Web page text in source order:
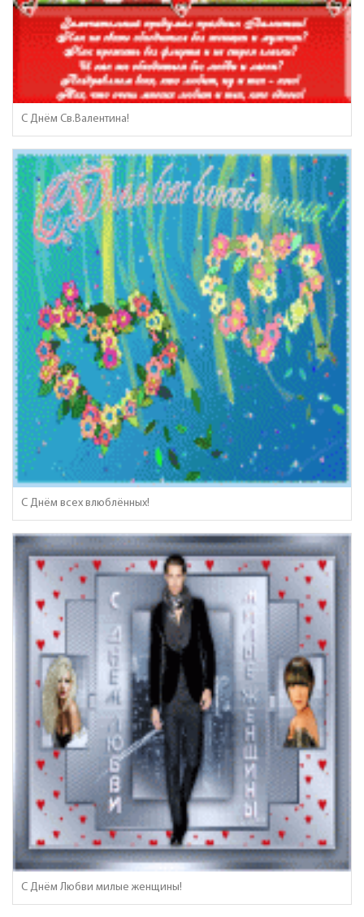
С Днём Св.Валентина!
C Днём всех влюблённых!
С Днём Любви милые женщины!